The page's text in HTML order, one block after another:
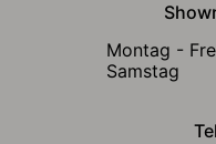
Montag -
Samstag